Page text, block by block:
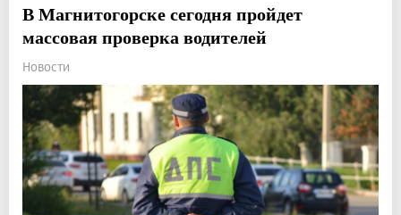
В Магнитогорске сегодня пройдет
массовая проверка водителей
Новости